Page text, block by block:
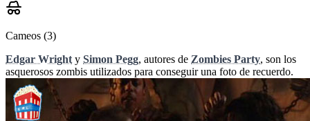
Cameos (3)
Edgar Wright y Simon Pegg, autores de Zombies Party, son los
asquerosos zombis utilizados para conseguir una foto de recuerdo.